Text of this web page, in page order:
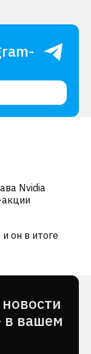
Nvidia
он в итоге
в вашем